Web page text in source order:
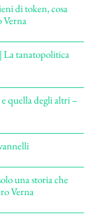
di token, cosa
Verna
La tanatopolitica
e quella degli altri –
una storia che
Verna